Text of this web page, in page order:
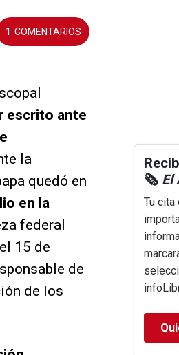
1
escrito ante
la
quedó en
en la
federal
15 de
de
de los
🗞️ El
Tu